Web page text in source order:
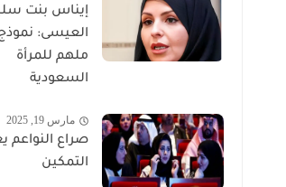
إيناس بنت
العيسى:
ملهم للمرأة
السعودية
مارس 19, 2025
صراع النواعم
التمكين